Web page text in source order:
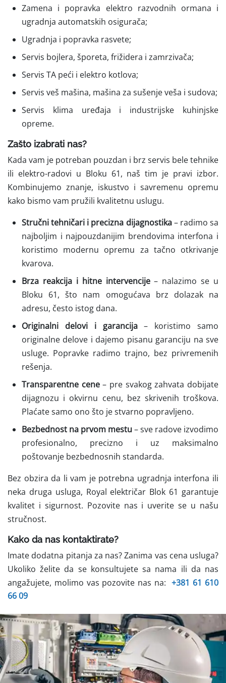
Zamena i popravka elektro razvodnih ormana i
ugradnja automatskih osigurača;
Ugradnja i popravka rasvete;
Servis bojlera, šporeta, frižidera i zamrzivača;
Servis TA peći i elektro kotlova;
Servis veš mašina, mašina za sušenje veša i sudova;
Servis klima uređaja i industrijske kuhinjske
opreme.
Zašto izabrati nas?
Kada vam je potreban pouzdan i brz servis bele tehnike
ili elektro-radovi u Bloku 61, naš tim je pravi izbor.
Kombinujemo znanje, iskustvo i savremenu opremu
kako bismo vam pružili kvalitetnu uslugu.
Stručni tehničari i precizna dijagnostika– radimo sa
najboljim i najpouzdanijim brendovima interfona i
koristimo modernu opremu za tačno otkrivanje
kvarova.
Brza reakcija i hitne intervencije– nalazimo se u
Bloku 61, što nam omogućava brz dolazak na
adresu, često istog dana.
Originalni delovi i garancija– koristimo samo
originalne delove i dajemo pisanu garanciju na sve
usluge. Popravke radimo trajno, bez privremenih
rešenja.
Transparentne cene– pre svakog zahvata dobijate
dijagnozu i okvirnu cenu, bez skrivenih troškova.
Plaćate samo ono što je stvarno popravljeno.
Bezbednost na prvom mestu – sve radove izvodimo
profesionalno, precizno i uz maksimalno
poštovanje bezbednosnih standarda.
Bez obzira da li vam je potrebna ugradnja interfona ili
neka druga usluga, Royal električar Blok 61 garantuje
kvalitet i sigurnost. Pozovite nas i uverite se u našu
stručnost.
Kako da nas kontaktirate?
Imate dodatna pitanja za nas? Zanima vas cena usluga?
Ukoliko želite da se konsultujete sa nama ili da nas
angažujete, molimo vas pozovite nas na: +381 61 610
66 09